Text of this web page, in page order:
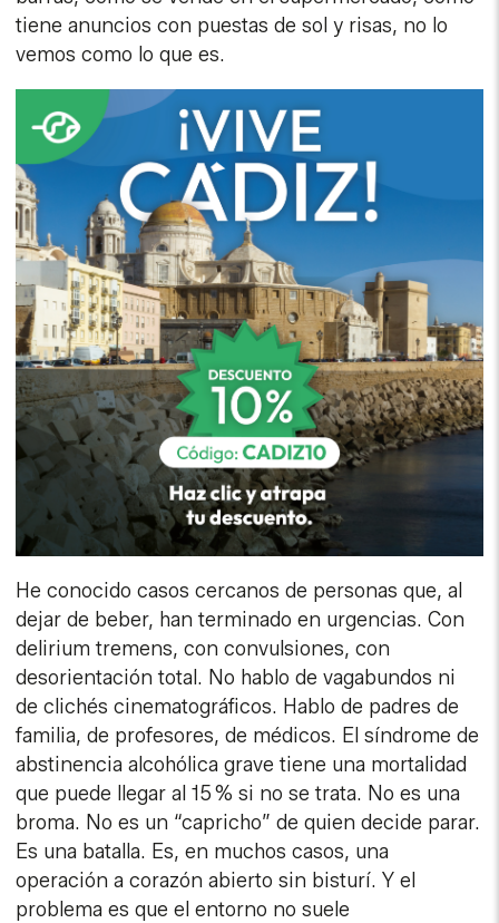
tiene anuncios con puestas de sol y risas, no lo
vemos como lo que es.
He conocido casos cercanos de personas que, al
dejar de beber, han terminado en urgencias. Con
delirium tremens, con convulsiones, con
desorientación total. No hablo de vagabundos ni
de clichés cinematográficos. Hablo de padres de
familia, de profesores, de médicos. El síndrome de
abstinencia alcohólica grave tiene una mortalidad
que puede llegar al 15 % si no se trata. No es una
broma. No es un “capricho” de quien decide parar.
Es una batalla. Es, en muchos casos, una
operación a corazón abierto sin bisturí. Y el
problema es que el entorno no suele